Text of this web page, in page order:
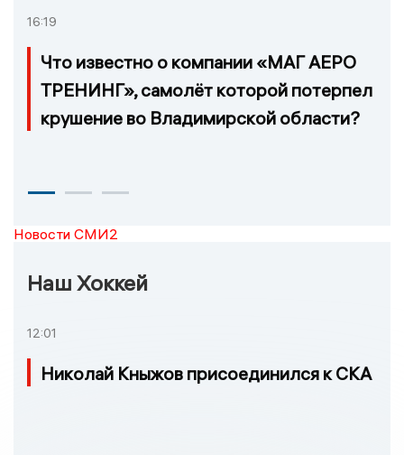
16:19
Что известно о компании «МАГ АЕРО
ТРЕНИНГ», самолёт которой потерпел
крушение во Владимирской области?
Новости СМИ2
Наш Хоккей
12:01
Николай Кныжов присоединился к СКА